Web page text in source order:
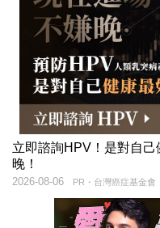
立即諮詢HPV！是對自
晚！
PR・台灣癌症基金會
2026-08-06